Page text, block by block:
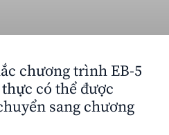
chương trình EB-5
có thể được
sang chương